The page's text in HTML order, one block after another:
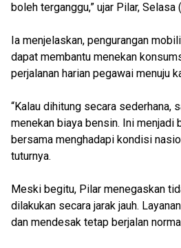
boleh terganggu,” ujar Pilar, Selasa
Ia menjelaskan, pengurangan
dapat membantu menekan
perjalanan harian pegawai menuju
“Kalau dihitung secara sederhana,
menekan biaya bensin. Ini menjadi
bersama menghadapi kondisi
tuturnya.
Meski begitu, Pilar menegaskan
dilakukan secara jarak jauh.
dan mendesak tetap berjalan